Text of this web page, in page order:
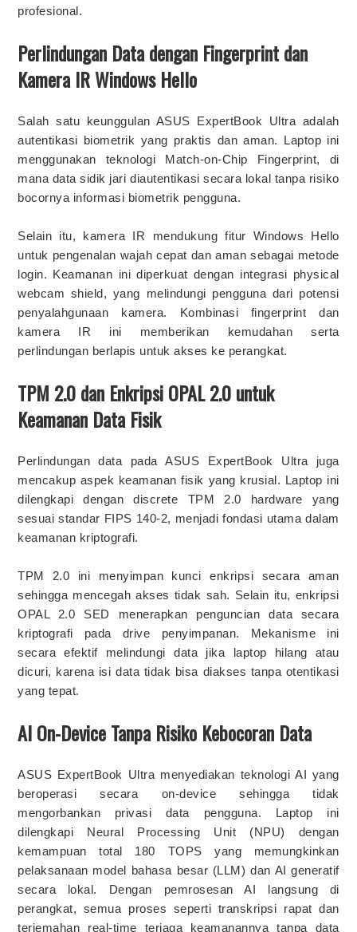
profesional.
Perlindungan Data dengan Fingerprint dan
Kamera IR Windows Hello
Salah satu keunggulan ASUS ExpertBook Ultra adalah
autentikasi biometrik yang praktis dan aman. Laptop ini
menggunakan teknologi Match-on-Chip Fingerprint, di
mana data sidik jari diautentikasi secara lokal tanpa risiko
bocornya informasi biometrik pengguna.
Selain itu, kamera IR mendukung fitur Windows Hello
untuk pengenalan wajah cepat dan aman sebagai metode
login. Keamanan ini diperkuat dengan integrasi physical
webcam shield, yang melindungi pengguna dari potensi
penyalahgunaan kamera. Kombinasi fingerprint dan
kamera IR ini memberikan kemudahan serta
perlindungan berlapis untuk akses ke perangkat.
TPM 2.0 dan Enkripsi OPAL 2.0 untuk
Keamanan Data Fisik
Perlindungan data pada ASUS ExpertBook Ultra juga
mencakup aspek keamanan fisik yang krusial. Laptop ini
dilengkapi dengan discrete TPM 2.0 hardware yang
sesuai standar FIPS 140-2, menjadi fondasi utama dalam
keamanan kriptografi.
TPM 2.0 ini menyimpan kunci enkripsi secara aman
sehingga mencegah akses tidak sah. Selain itu, enkripsi
OPAL 2.0 SED menerapkan penguncian data secara
kriptografi pada drive penyimpanan. Mekanisme ini
secara efektif melindungi data jika laptop hilang atau
dicuri, karena isi data tidak bisa diakses tanpa otentikasi
yang tepat.
AI On-Device Tanpa Risiko Kebocoran Data
ASUS ExpertBook Ultra menyediakan teknologi AI yang
beroperasi secara on-device sehingga tidak
mengorbankan privasi data pengguna. Laptop ini
dilengkapi Neural Processing Unit (NPU) dengan
kemampuan total 180 TOPS yang memungkinkan
pelaksanaan model bahasa besar (LLM) dan AI generatif
secara lokal. Dengan pemrosesan AI langsung di
perangkat, semua proses seperti transkripsi rapat dan
terjemahan real-time terjaga keamanannya tanpa data